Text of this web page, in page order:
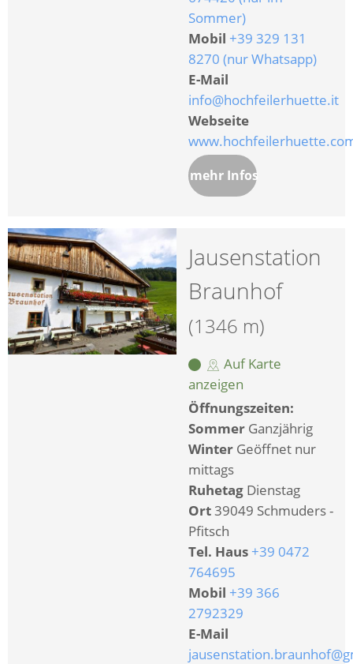
Sommer)
Mobil +39 329 131
8270 (nur Whatsapp)
E-Mail
info@hochfeilerhuette.it
Webseite
mehr Infos
Jausenstation
Braunhof
(1346 m)
Auf Karte
anzeigen
Öffnungszeiten:
Sommer Ganzjährig
Winter Geöffnet nur
mittags
Ruhetag Dienstag
Ort39049 Schmuders -
Pfitsch
Tel. Haus +39 0472
764695
Mobil +39 366
2792329
E-Mail